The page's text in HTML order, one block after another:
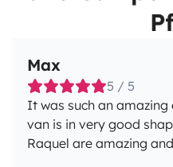
Max
5 / 5
It was such an amazing
van is in very good
Raquel are amazing